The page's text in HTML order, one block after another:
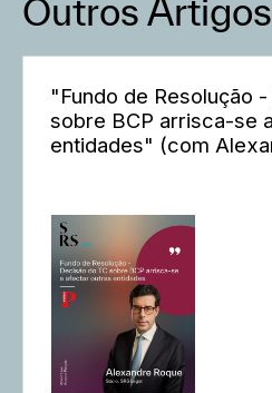
Outros Artigos
"Fundo de Resolução
sobre BCP arrisca-se
entidades" (com